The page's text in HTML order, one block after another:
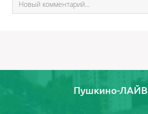
Пушкино-ЛАЙВ